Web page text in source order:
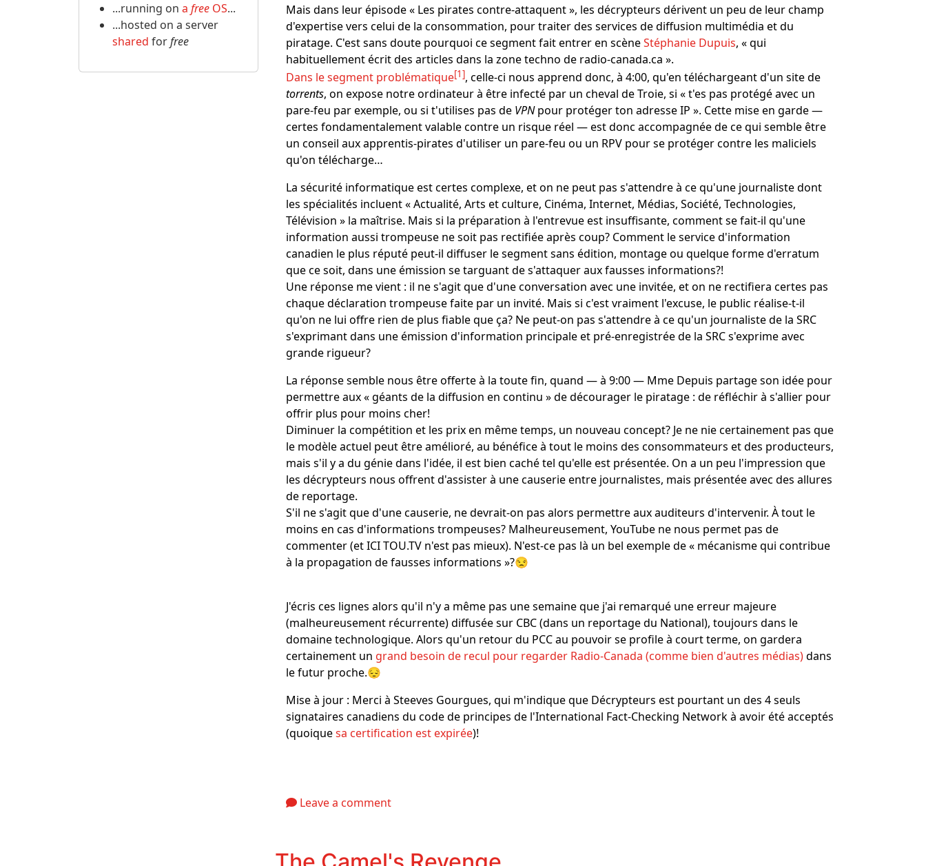
Mais dans leur épisode « Les pirates contre-attaquent », les décrypteurs dérivent un peu de leur champ
d'expertise vers celui de la consommation, pour traiter des services de diffusion multimédia et du
piratage. C'est sans doute pourquoi ce segment fait entrer en scèneStéphanie Dupuis, « qui
habituellement écrit des articles dans la zone techno de radio-canada.ca ».
Dans le segment problématique 1 , celle-ci nous apprend donc, à 4:00, qu'en téléchargeant d'un site de
torrents, on expose notre ordinateur à être infecté par un cheval de Troie, si « t'es pas protégé avec un
pare-feu par exemple, ou si t'utilises pas de VPNpour protéger ton adresse IP ». Cette mise en garde ―
certes fondamentalement valable contre un risque réel ― est donc accompagnée de ce qui semble être
un conseil aux apprentis-pirates d'utiliser un pare-feu ou un RPV pour se protéger contre les maliciels
qu'on télécharge…
La sécurité informatique est certes complexe, et on ne peut pas s'attendre à ce qu'une journaliste dont
les spécialités incluent « Actualité, Arts et culture, Cinéma, Internet, Médias, Société, Technologies,
Télévision » la maîtrise. Mais si la préparation à l'entrevue est insuffisante, comment se fait-il qu'une
information aussi trompeuse ne soit pas rectifiée après coup? Comment le service d'information
canadien le plus réputé peut-il diffuser le segment sans édition, montage ou quelque forme d'erratum
que ce soit, dans une émission se targuant de s'attaquer aux fausses informations?!
Une réponse me vient : il ne s'agit que d'une conversation avec une invitée, et on ne rectifiera certes pas
chaque déclaration trompeuse faite par un invité. Mais si c'est vraiment l'excuse, le public réalise-t-il
qu'on ne lui offre rien de plus fiable que ça? Ne peut-on pas s'attendre à ce qu'un journaliste de la SRC
s'exprimant dans une émission d'information principale et pré-enregistrée de la SRC s'exprime avec
grande rigueur?
La réponse semble nous être offerte à la toute fin, quand ― à 9:00 ― Mme Depuis partage son idée pour
permettre aux « géants de la diffusion en continu » de décourager le piratage : de réfléchir à s'allier pour
offrir plus pour moins cher!
Diminuer la compétition et les prix en même temps, un nouveau concept? Je ne nie certainement pas que
le modèle actuel peut être amélioré, au bénéfice à tout le moins des consommateurs et des producteurs,
mais s'il y a du génie dans l'idée, il est bien caché tel qu'elle est présentée. On a un peu l'impression que
les décrypteurs nous offrent d'assister à une causerie entre journalistes, mais présentée avec des allures
de reportage.
S'il ne s'agit que d'une causerie, ne devrait-on pas alors permettre aux auditeurs d'intervenir. À tout le
moins en cas d'informations trompeuses? Malheureusement, YouTube ne nous permet pas de
commenter (et ICI TOU.TV n'est pas mieux). N'est-ce pas là un bel exemple de « mécanisme qui contribue
à la propagation de fausses informations »?😒
J'écris ces lignes alors qu'il n'y a même pas une semaine que j'ai remarqué une erreur majeure
(malheureusement récurrente) diffusée sur CBC (dans un reportage du National), toujours dans le
domaine technologique. Alors qu'un retour du PCC au pouvoir se profile à court terme, on gardera
certainement un grand besoin de recul pour regarder Radio-Canada (comme bien d'autres médias)dans
le futur proche.😔
Mise à jour : Merci à Steeves Gourgues, qui m'indique que Décrypteurs est pourtant un des 4 seuls
signataires canadiens du code de principes de l'International Fact-Checking Network à avoir été acceptés
(quoiquesa certification est expirée)!
Leave a comment
...running on a free OS...
...hosted on a server
shared forfree